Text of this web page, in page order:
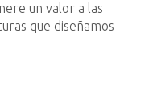
un valor a las
que diseñamos